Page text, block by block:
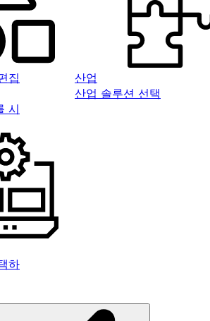
집
시
산업
산업 솔루션 선택
하